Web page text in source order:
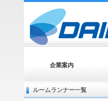
企業案内
ルームランナー一覧